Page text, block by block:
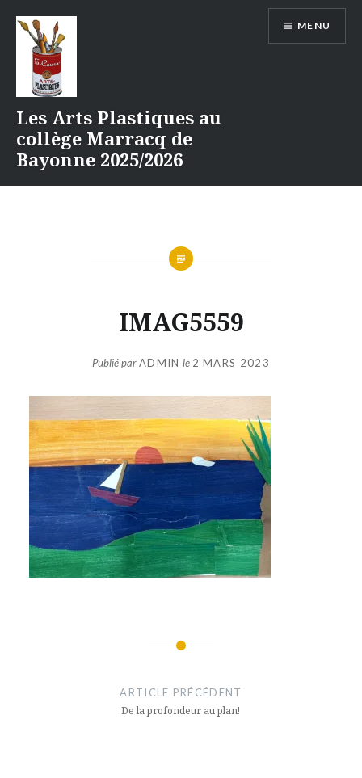
contenu
Les Arts Plastiques au
collège Marracq de
Bayonne 2025/2026
MENU
IMAG5559
Publié parADMIN le 2 MARS 2023
ARTICLE PRÉCÉDENT
De la profondeur au plan!